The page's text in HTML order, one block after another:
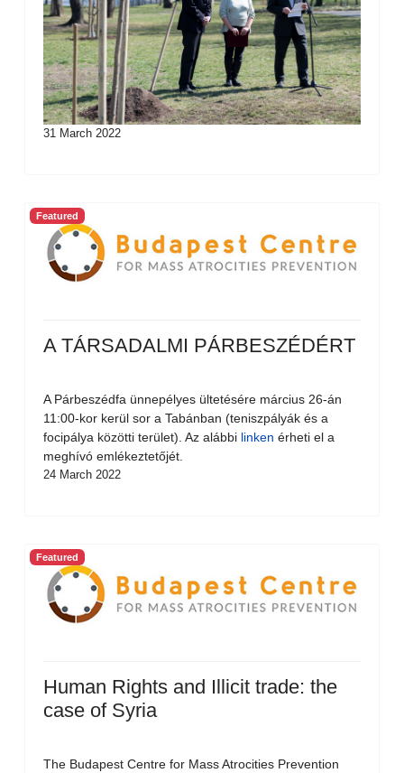
31 March 2022
Featured
A TÁRSADALMI PÁRBESZÉDÉRT
A Párbeszédfa ünnepélyes ültetésére március 26-án
11:00-kor kerül sor a Tabánban (teniszpályák és a
focipálya közötti terület). Az alábbi linken érheti el a
meghívó emlékeztetőjét.
24 March 2022
Featured
Human Rights and Illicit trade: the
case of Syria
The Budapest Centre for Mass Atrocities Prevention